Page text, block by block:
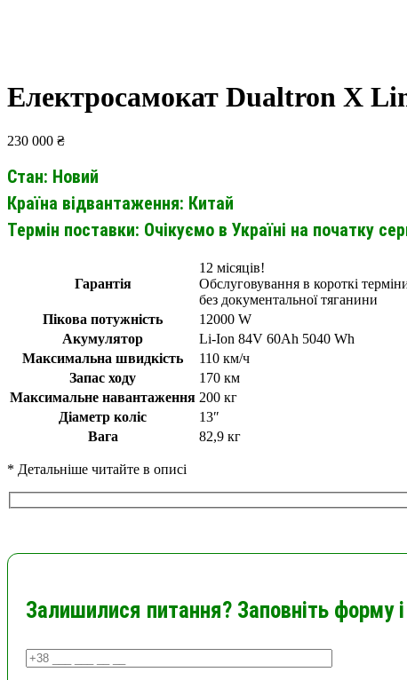
Електросамокат Dualtron X
230 000 ₴
Стан: Новий
Країна відвантаження: Китай
Термін поставки: Очікуємо в Україні на початку
Гарантія
12 місяців!
Обслуговування в короткі
без документальної тяганини
Пікова потужність
12000 W
Акумулятор
Li-Ion 84V 60Ah 5040 Wh
Максимальна швидкість
110 км/ч
Запас ходу
170 км
Максимальне навантаження 200 кг
Діаметр коліс
13″
Вага
82,9 кг
* Детальніше читайте в описі
Залишилися питання? Заповніть форму